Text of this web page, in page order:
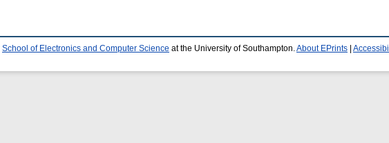
School of Electronics and Computer Science at the University of Southampton. About EPrints